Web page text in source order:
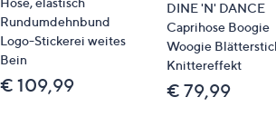
Rundumdehnbund
Logo-Stickerei weites
Bein
€ 109,99
DINE 'N' DANCE
Caprihose Boogie
Woogie
Knittereffekt
€ 79,99